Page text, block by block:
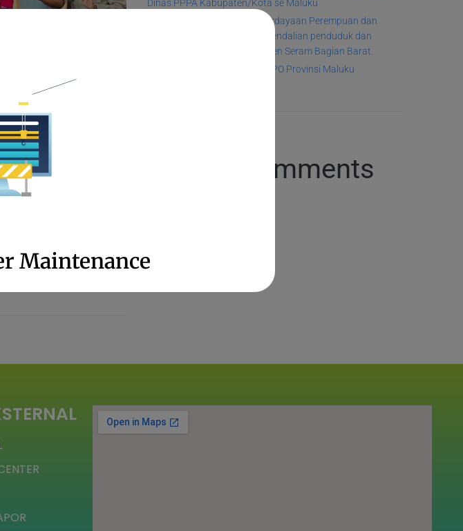
Anak (DP3A)
Orang
lantai 6 Kantor
dalam paparannya
Dinas PPPA Kabupaten/Kota se Maluku
Kunjungan dari Dinas Pemberdayaan Perempuan dan
Perlindungan Anak dan Pengendalian penduduk dan
keluarga Berencana Kabupaten Seram Bagian Barat.
Dinas P3A Gelar Rakor GT-TPPO Provinsi Maluku
Recent Comments
Maintenance